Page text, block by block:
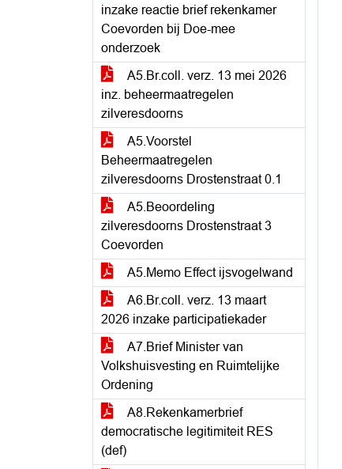
inzake reactie brief rekenkamer
Coevorden bij Doe-mee
onderzoek
A5.Br.coll. verz. 13 mei 2026
inz. beheermaatregelen
zilveresdoorns
A5.Voorstel
Beheermaatregelen
zilveresdoorns Drostenstraat 0.1
A5.Beoordeling
zilveresdoorns Drostenstraat 3
Coevorden
A5.Memo Effect ijsvogelwand
A6.Br.coll. verz. 13 maart
2026 inzake participatiekader
A7.Brief Minister van
Volkshuisvesting en Ruimtelijke
Ordening
A8.Rekenkamerbrief
democratische legitimiteit RES
(def)